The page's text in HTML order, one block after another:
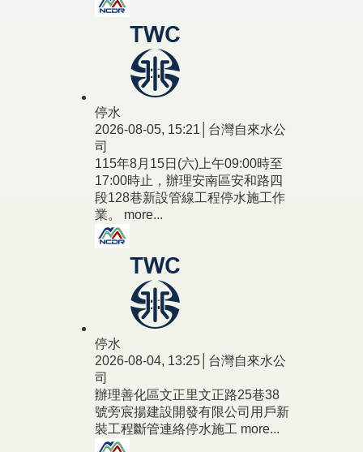
停水
2026-08-05, 15:21│台灣自來水公
司
115年8月15日(六)上午09:00時至
17:00時止，辦理安南區安和路四
段128巷新設管線工程停水施工作
業。 more...
停水
2026-08-04, 13:25│台灣自來水公
司
辦理善化區文正里文正路25巷38
號旁宸揚建設開發有限公司用戶新
裝工程斷管連絡停水施工 more...